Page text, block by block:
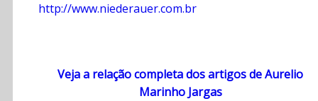
http://www.niederauer.com.br
Veja a relação completa dos artigos de Aurelio
Marinho Jargas